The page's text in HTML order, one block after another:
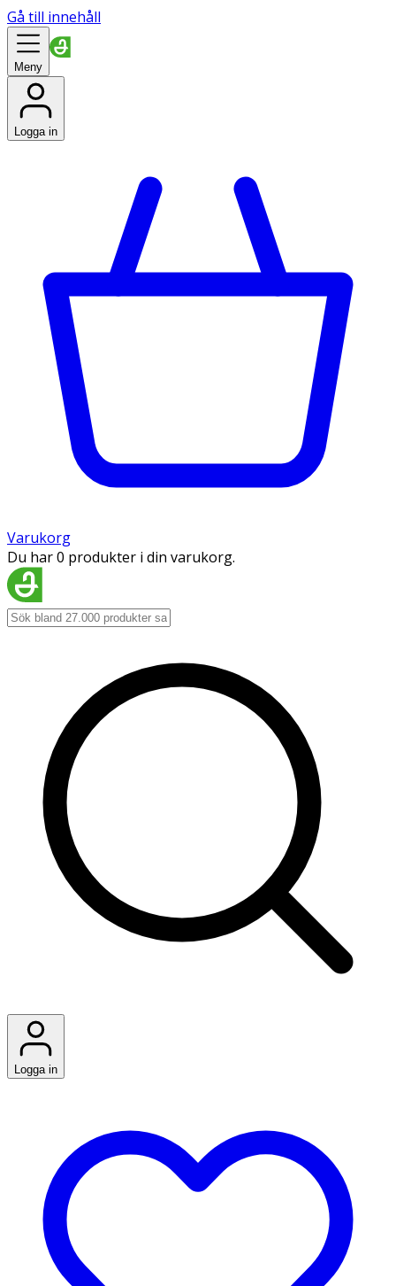
Gå till innehåll
Meny
Logga in
Varukorg
Du har 0 produkter i din varukorg.
Logga in